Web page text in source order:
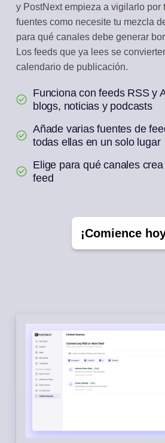
y PostNext empieza a vigilarlo por
fuentes como necesite tu mezcla
para qué canales debe generar
Los feeds que ya lees se
calendario de publicación.
Funciona con feeds RSS y
blogs, noticias y podcasts
Añade varias fuentes de
todas ellas en un solo lugar
Elige para qué canales
feed
¡Comience